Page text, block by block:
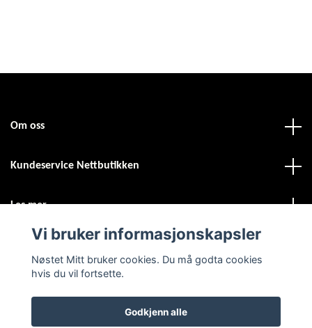
Om oss
Kundeservice Nettbutikken
Les mer
Vi bruker informasjonskapsler
Nøstet Mitt bruker cookies. Du må godta cookies
hvis du vil fortsette.
Godkjenn alle